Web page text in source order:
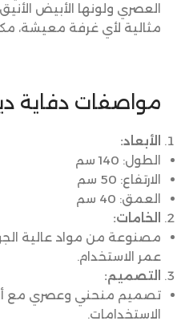
العصري ولونها الأبيض
مثالية لأي غرفة معيشة،
مواصفات دفاية
الأبعاد:
الطول: 140 سم
الارتفاع: 50 سم
العمق: 40 سم
الخامات:
مصنوعة من مواد عالية
عمر الاستخدام.
التصميم:
تصميم منحني وعصري مع
الاستخدامات.